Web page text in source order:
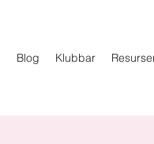
Blog Klubbar